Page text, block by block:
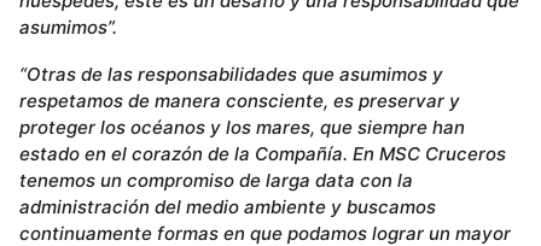
asumimos”.
“Otras de las responsabilidades que asumimos y
respetamos de manera consciente, es preservar y
proteger los océanos y los mares, que siempre han
estado en el corazón de la Compañía. En MSC Cruceros
tenemos un compromiso de larga data con la
administración del medio ambiente y buscamos
continuamente formas en que podamos lograr un mayor